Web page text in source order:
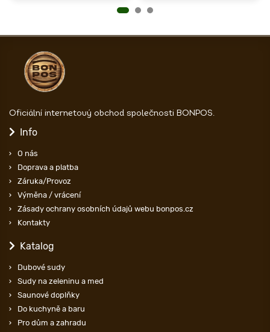
Oficiální internetový obchod společnosti BONPOS.
Info
O nás
Doprava a platba
Záruka/Provoz
Výměna / vrácení
Zásady ochrany osobních údajů webu bonpos.cz
Kontakty
Katalog
Dubové sudy
Sudy na zeleninu a med
Saunové doplňky
Do kuchyně a baru
Pro dům a zahradu